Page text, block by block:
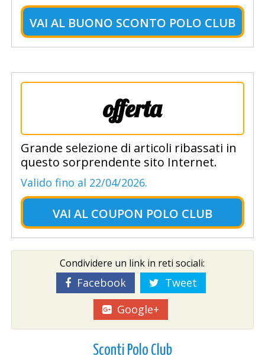
VAI AL BUONO SCONTO POLO CLUB
offerta
Grande selezione di articoli ribassati in
questo sorprendente sito Internet.
Valido fino al 22/04/2026.
VAI AL COUPON POLO CLUB
Condividere un link in reti sociali:
Facebook
Tweet
Google+
Sconti Polo Club